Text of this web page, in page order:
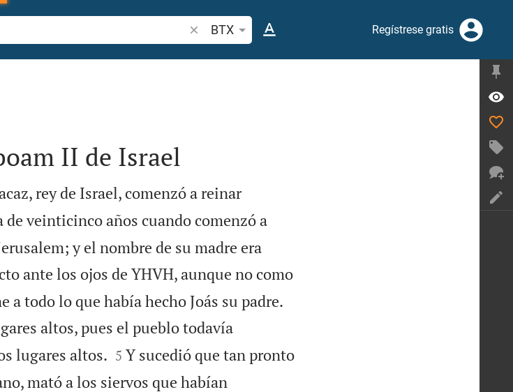
Buscar versículo bíblico o palabra
BTX Regístrese gratis
II de Israel
rey de Israel, comenzó a reinar
de veinticinco años cuando comenzó a
y el nombre de su madre era
ante los ojos de YHVH, aunque no como
a todo lo que había hecho Joás su padre.
altos, pues el pueblo todavía
lugares altos.
5 Y sucedió que tan pronto
mató a los siervos que habían